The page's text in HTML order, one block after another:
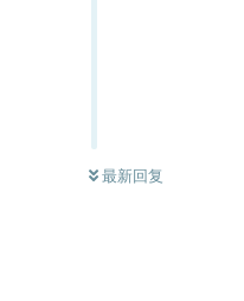
最新回复